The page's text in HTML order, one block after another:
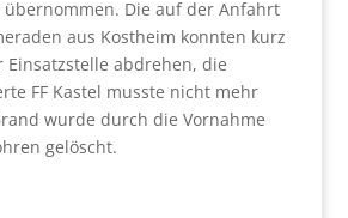
Die auf der Anfahrt
aus Kostheim konnten kurz
Einsatzstelle abdrehen, die
FF Kastel musste nicht mehr
wurde durch die Vornahme
gelöscht.